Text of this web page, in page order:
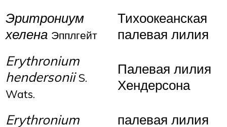
Эритрониум
хелена Эпплгейт
Тихоокеанская
палевая лилия
Erythronium
hendersonii S.
Wats.
Палевая лилия
Хендерсона
Erythronium
палевая лилия